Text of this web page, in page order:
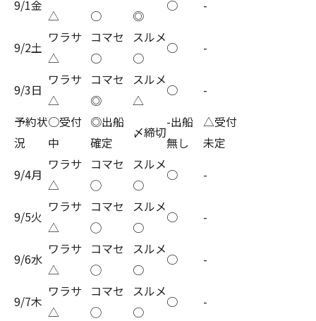
9/1金
△
○
◎
○ -
9/2土
ワラサ
△
コマセ
○
スルメ
○
○ -
9/3日
ワラサ
△
コマセ
◎
スルメ
△
○
-
予約状
況
○受付
中
◎出船
確定
〆締切
-出船
無し
△受付
未定
9/4月
ワラサ
△
コマセ
◯
スルメ
○
○ -
9/5火
ワラサ
△
コマセ
◯
スルメ
○
○ -
9/6水
ワラサ
△
コマセ
◯
スルメ
○
○ -
9/7木
ワラサ
△
コマセ
◯
スルメ
○
○ -